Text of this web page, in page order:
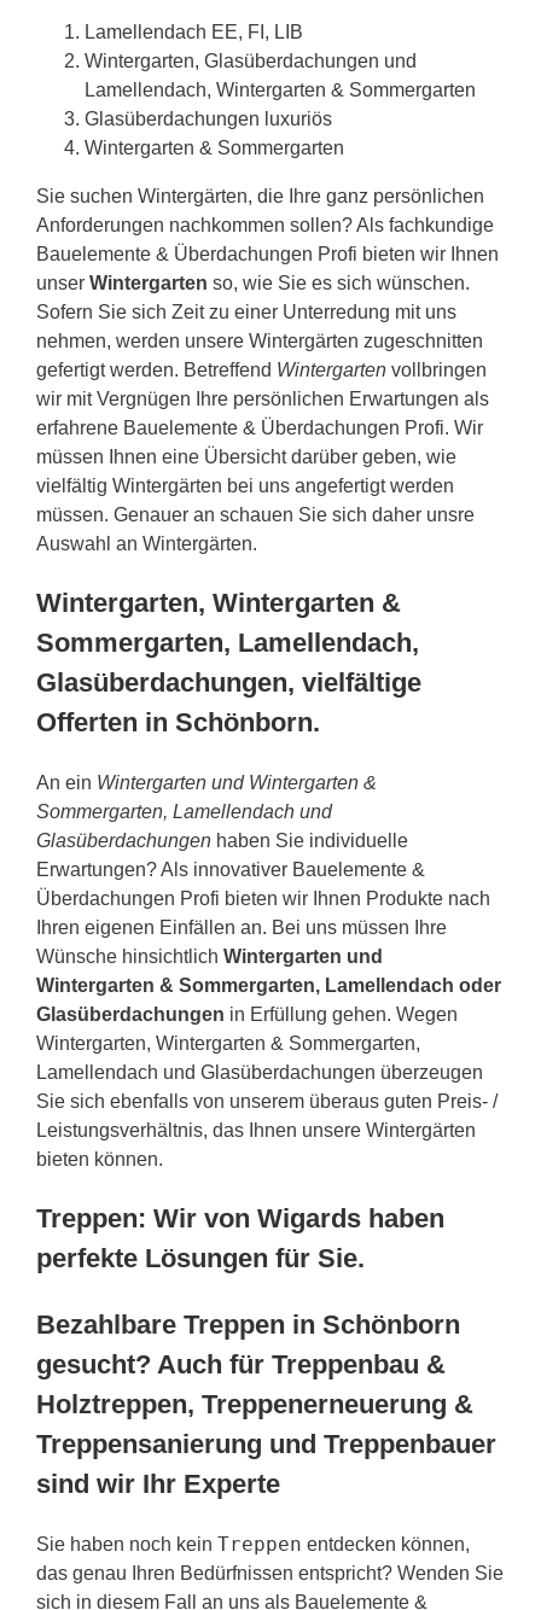
Lamellendach EE, FI, LIB
Wintergarten, Glasüberdachungen und
Lamellendach, Wintergarten & Sommergarten
Glasüberdachungen luxuriös
Wintergarten & Sommergarten
Sie suchen Wintergärten, die Ihre ganz persönlichen
Anforderungen nachkommen sollen? Als fachkundige
Bauelemente & Überdachungen Profi bieten wir Ihnen
unser Wintergarten so, wie Sie es sich wünschen.
Sofern Sie sich Zeit zu einer Unterredung mit uns
nehmen, werden unsere Wintergärten zugeschnitten
gefertigt werden. Betreffend Wintergarten vollbringen
wir mit Vergnügen Ihre persönlichen Erwartungen als
erfahrene Bauelemente & Überdachungen Profi. Wir
müssen Ihnen eine Übersicht darüber geben, wie
vielfältig Wintergärten bei uns angefertigt werden
müssen. Genauer an schauen Sie sich daher unsre
Auswahl an Wintergärten.
Wintergarten, Wintergarten &
Sommergarten, Lamellendach,
Glasüberdachungen, vielfältige
Offerten in Schönborn.
An ein Wintergarten und Wintergarten &
Sommergarten, Lamellendach und
Glasüberdachungen haben Sie individuelle
Erwartungen? Als innovativer Bauelemente &
Überdachungen Profi bieten wir Ihnen Produkte nach
Ihren eigenen Einfällen an. Bei uns müssen Ihre
Wünsche hinsichtlich Wintergarten und
Wintergarten & Sommergarten, Lamellendach oder
Glasüberdachungen in Erfüllung gehen. Wegen
Wintergarten, Wintergarten & Sommergarten,
Lamellendach und Glasüberdachungen überzeugen
Sie sich ebenfalls von unserem überaus guten Preis- /
Leistungsverhältnis, das Ihnen unsere Wintergärten
bieten können.
Treppen: Wir von Wigards haben
perfekte Lösungen für Sie.
Bezahlbare Treppen in Schönborn
gesucht? Auch für Treppenbau &
Holztreppen, Treppenerneuerung &
Treppensanierung und Treppenbauer
sind wir Ihr Experte
Sie haben noch kein Treppen entdecken können,
das genau Ihren Bedürfnissen entspricht? Wenden Sie
sich in diesem Fall an uns als Bauelemente &